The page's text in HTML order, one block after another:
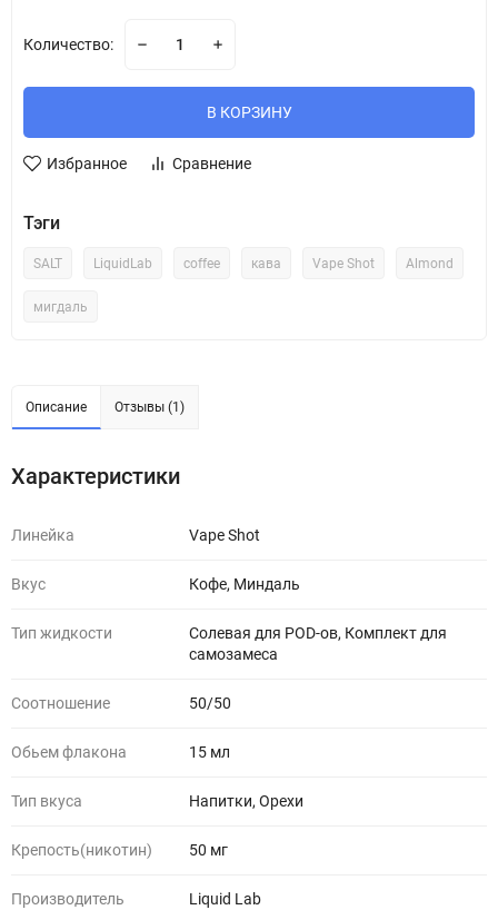
Количество:
В КОРЗИНУ
Избранное Сравнение
Тэги
SALT LiquidLab coffee кава Vape Shot Almond
мигдаль
Описание Отзывы (1)
Характеристики
Линейка Vape Shot
Вкус Кофе, Миндаль
Тип жидкости
Солевая для POD-ов, Комплект для
самозамеса
Соотношение 50/50
Обьем флакона 15 мл
Тип вкуса Напитки, Орехи
Крепость(никотин) 50 мг
Производитель Liquid Lab